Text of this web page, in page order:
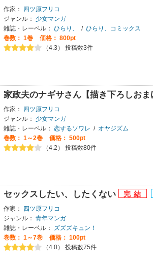
作家：
四ツ原フリコ
ジャンル：
少女マンガ
雑誌・レーベル： ひらり、 / ひらり、コミックス
巻数： 1巻
価格： 800pt
（4.3） 投稿数3件
家政夫のナギサさん【描き下ろしおま
作家：
四ツ原フリコ
ジャンル：
少女マンガ
雑誌・レーベル： 恋するソワレ / オヤジズム
巻数： 1～2巻
価格： 500pt
（4.2） 投稿数80件
セックスしたい、したくない
作家：
四ツ原フリコ
ジャンル： 青年マンガ
雑誌・レーベル：
ズズズキュン！
巻数： 1～7巻
価格： 100pt
（4.0） 投稿数75件